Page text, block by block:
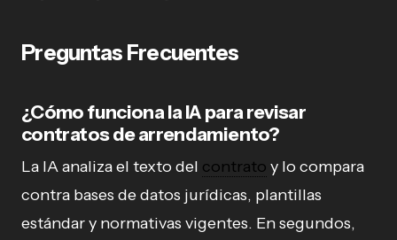
Preguntas Frecuentes
¿Cómo funciona la IA para revisar
contratos de arrendamiento?
La IA analiza el texto del contrato y lo compara
contra bases de datos jurídicas, plantillas
estándar y normativas vigentes. En segundos,